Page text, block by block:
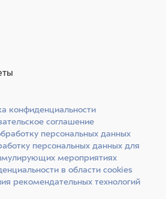
конфиденциальности
соглашение
персональных данных
персональных данных для
мероприятиях
в области cookies
рекомендательных технологий